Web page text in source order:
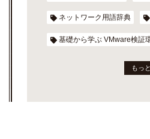
ネットワーク用語辞典
基礎から学ぶ VMware検証
もっ